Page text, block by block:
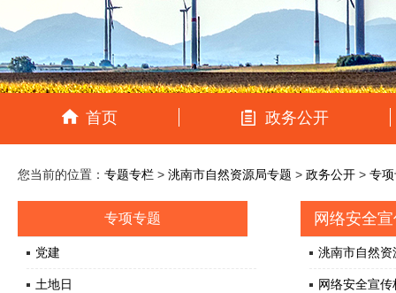
首页 政务公开
您当前的位置： 专题专栏 > 洮南市自然资源局专题 > 政务公开 > 专
专项专题
党建
土地日
网络安全
洮南市自然
网络安全宣传